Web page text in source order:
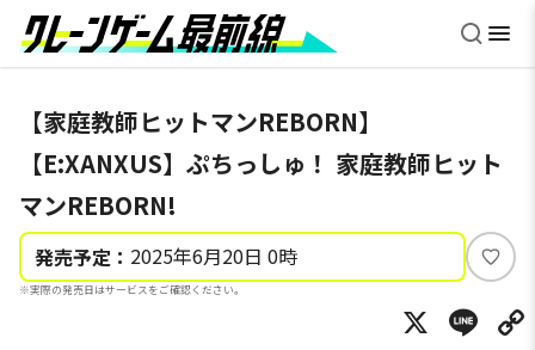
【家庭教師ヒットマンREBORN】
【E:XANXUS】ぷちっしゅ！ 家庭教師ヒット
マンREBORN!
発売予定： 2025年6月20日 0時
※実際の発売日はサービスをご確認ください。
い
ね
X